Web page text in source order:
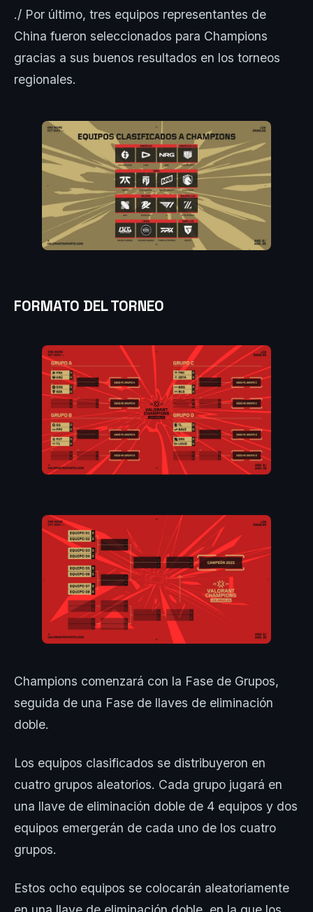
./ Por último, tres equipos representantes de
China fueron seleccionados para Champions
gracias a sus buenos resultados en los torneos
regionales.
FORMATO DEL TORNEO
Champions comenzará con la Fase de Grupos,
seguida de una Fase de llaves de eliminación
doble.
Los equipos clasificados se distribuyeron en
cuatro grupos aleatorios. Cada grupo jugará en
una llave de eliminación doble de 4 equipos y dos
equipos emergerán de cada uno de los cuatro
grupos.
Estos ocho equipos se colocarán aleatoriamente